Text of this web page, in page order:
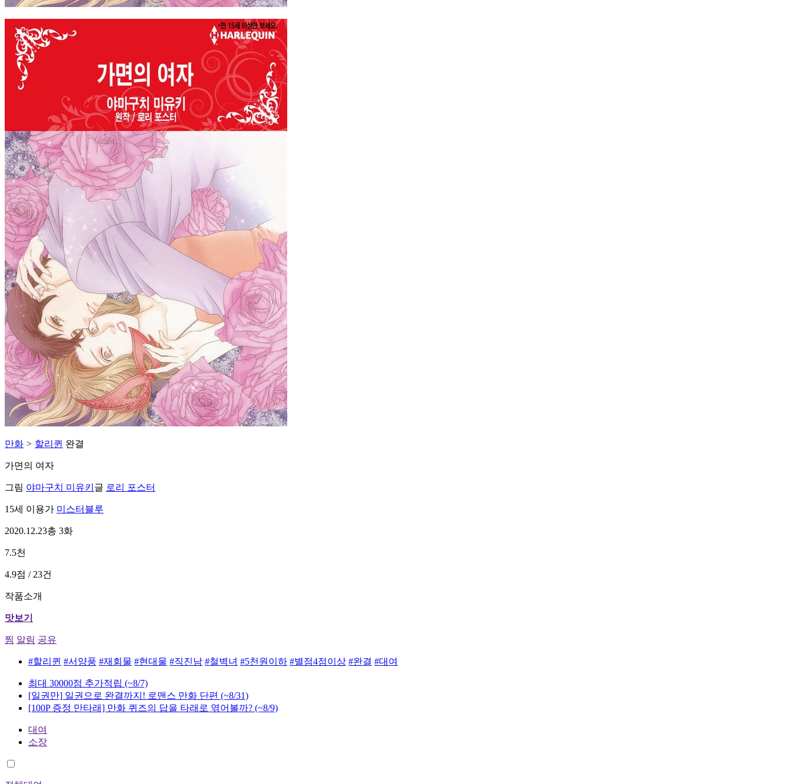
만화 > 할리퀸 완결
가면의 여자
그림 야마구치 미유키 글 로리 포스터
15세 이용가 미스터블루
2020.12.23총 3화
7.5천
4.9점 / 23건
작품소개
맛보기
찜 알림 공유
#할리퀸 #서양풍 #재회물 #현대물 #직진남 #철벽녀 #5천원이하 #별점4점이상 #완결 #대여
최대 30000점 추가적립 (~8/7)
[일권만] 일권으로 완결까지! 로맨스 만화 단편 (~8/31)
[100P 증정 만타래] 만화 퀴즈의 답을 타래로 엮어볼까? (~8/9)
대여
소장